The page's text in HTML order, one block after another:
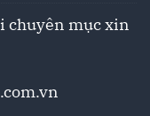
chuyên mục xin